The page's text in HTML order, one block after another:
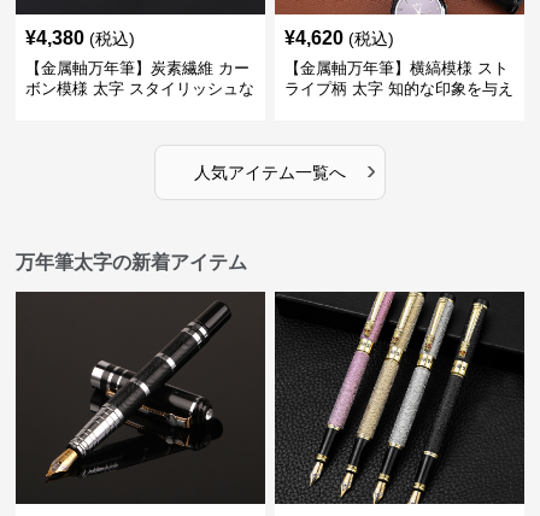
¥4,380 (税込)
【金属軸万年筆】炭素繊維 カー
ボン模様 太字 スタイリッシュな
¥4,620 (税込)
【金属軸万年筆】横縞模様 スト
ライプ柄 太字 知的な印象を与え
人気アイテム一覧へ ›
万年筆太字の新着アイテム